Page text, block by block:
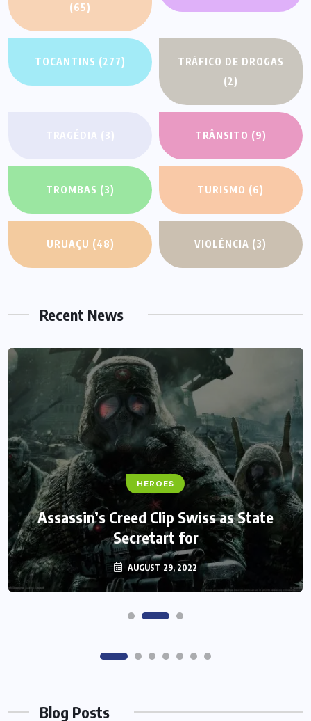
(65)
TOCANTINS (277)
TRÁFICO DE DROGAS
(2)
TRAGÉDIA (3) TRÂNSITO (9)
TROMBAS (3) TURISMO (6)
URUAÇU (48) VIOLÊNCIA (3)
Recent News
HEROES
Assassin’s Creed Clip Swiss as State
Secretart for
AUGUST 29, 2022
FANTASY
Monster Jam Titans success farms their
efforts
AUGUST 29, 2022
Blog Posts